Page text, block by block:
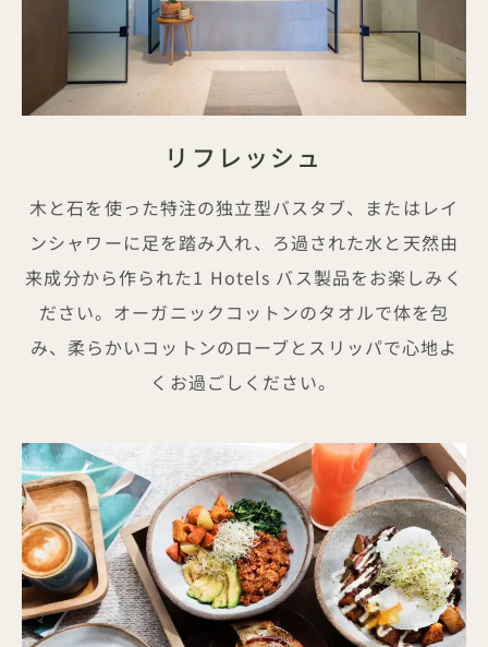
リフレッシュ
木と石を使った特注の独立型バスタブ、またはレイ
ンシャワーに足を踏み入れ、ろ過された水と天然由
来成分から作られた1 Hotels バス製品をお楽しみく
ださい。オーガニックコットンのタオルで体を包
み、柔らかいコットンのローブとスリッパで心地よ
くお過ごしください。